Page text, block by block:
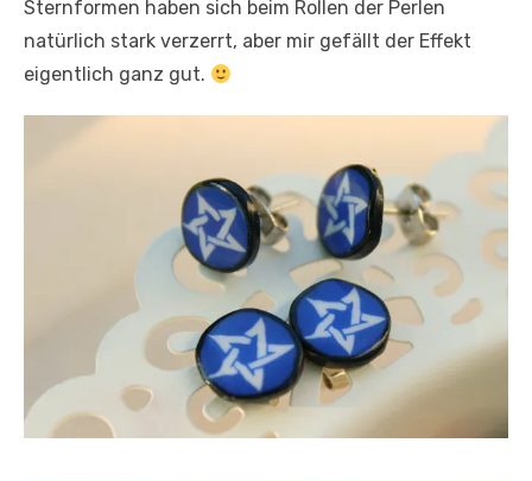
Sternformen haben sich beim Rollen der Perlen
natürlich stark verzerrt, aber mir gefällt der Effekt
eigentlich ganz gut.